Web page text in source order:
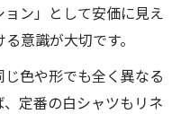
ン」として安価に見え
意識が大切です。
色や形でも全く異なる
定番の白シャツもリネ